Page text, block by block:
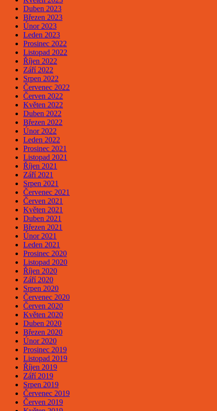
Duben 2023
Březen 2023
Únor 2023
Leden 2023
Prosinec 2022
Listopad 2022
Říjen 2022
Září 2022
Srpen 2022
Červenec 2022
Červen 2022
Květen 2022
Duben 2022
Březen 2022
Únor 2022
Leden 2022
Prosinec 2021
Listopad 2021
Říjen 2021
Září 2021
Srpen 2021
Červenec 2021
Červen 2021
Květen 2021
Duben 2021
Březen 2021
Únor 2021
Leden 2021
Prosinec 2020
Listopad 2020
Říjen 2020
Září 2020
Srpen 2020
Červenec 2020
Červen 2020
Květen 2020
Duben 2020
Březen 2020
Únor 2020
Prosinec 2019
Listopad 2019
Říjen 2019
Září 2019
Srpen 2019
Červenec 2019
Červen 2019